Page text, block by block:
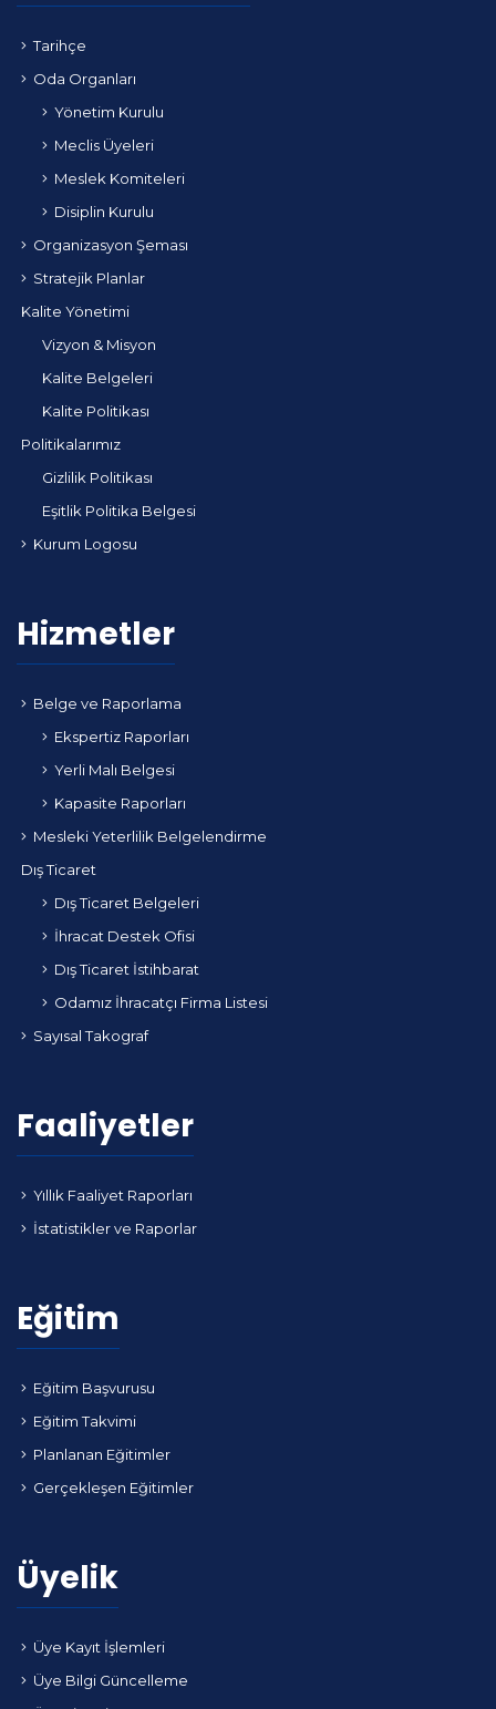
Tarihçe
Oda Organları
Yönetim Kurulu
Meclis Üyeleri
Meslek Komiteleri
Disiplin Kurulu
Organizasyon Şeması
Stratejik Planlar
Kalite Yönetimi
Vizyon & Misyon
Kalite Belgeleri
Kalite Politikası
Politikalarımız
Gizlilik Politikası
Eşitlik Politika Belgesi
Kurum Logosu
Hizmetler
Belge ve Raporlama
Ekspertiz Raporları
Yerli Malı Belgesi
Kapasite Raporları
Mesleki Yeterlilik Belgelendirme
Dış Ticaret
Dış Ticaret Belgeleri
İhracat Destek Ofisi
Dış Ticaret İstihbarat
Odamız İhracatçı Firma Listesi
Sayısal Takograf
Faaliyetler
Yıllık Faaliyet Raporları
İstatistikler ve Raporlar
Eğitim
Eğitim Başvurusu
Eğitim Takvimi
Planlanan Eğitimler
Gerçekleşen Eğitimler
Üyelik
Üye Kayıt İşlemleri
Üye Bilgi Güncelleme